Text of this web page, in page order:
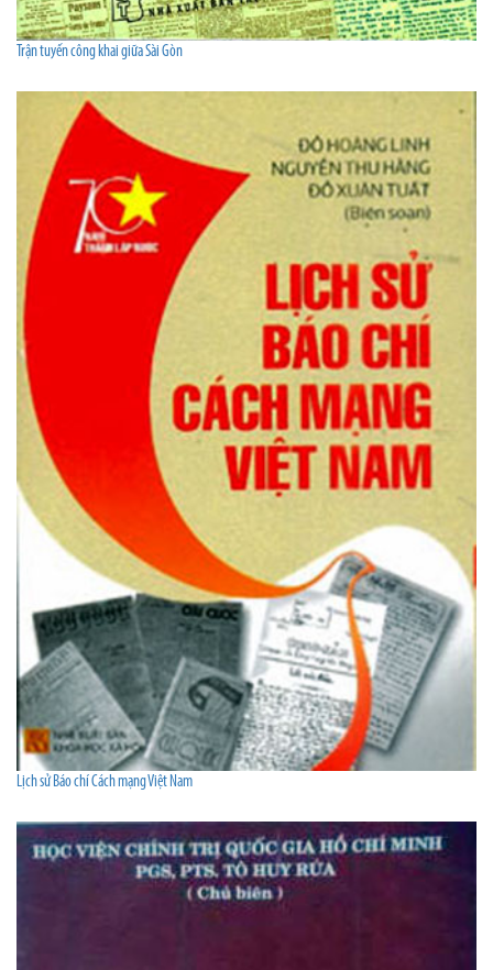
Trận tuyến công khai giữa Sài Gòn
Lịch sử Báo chí Cách mạng Việt Nam